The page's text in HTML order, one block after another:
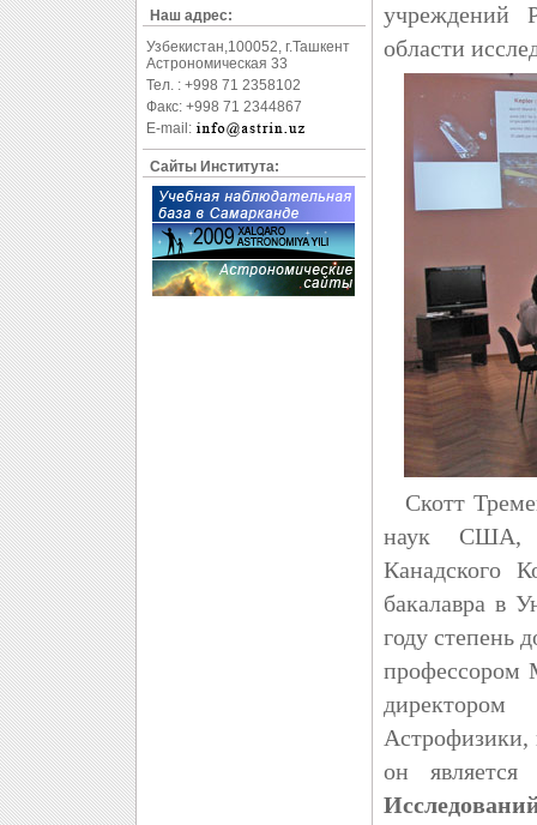
Наш адрес:
Узбекистан,100052, г.Ташкент
Астрономическая 33
Тел. : +998 71 2358102
Факс: +998 71 2344867
E-mail:
Сайты Института:
учреждений
области
Скотт
наук США,
Канадского
бакалавра в
году степень
профессором
он